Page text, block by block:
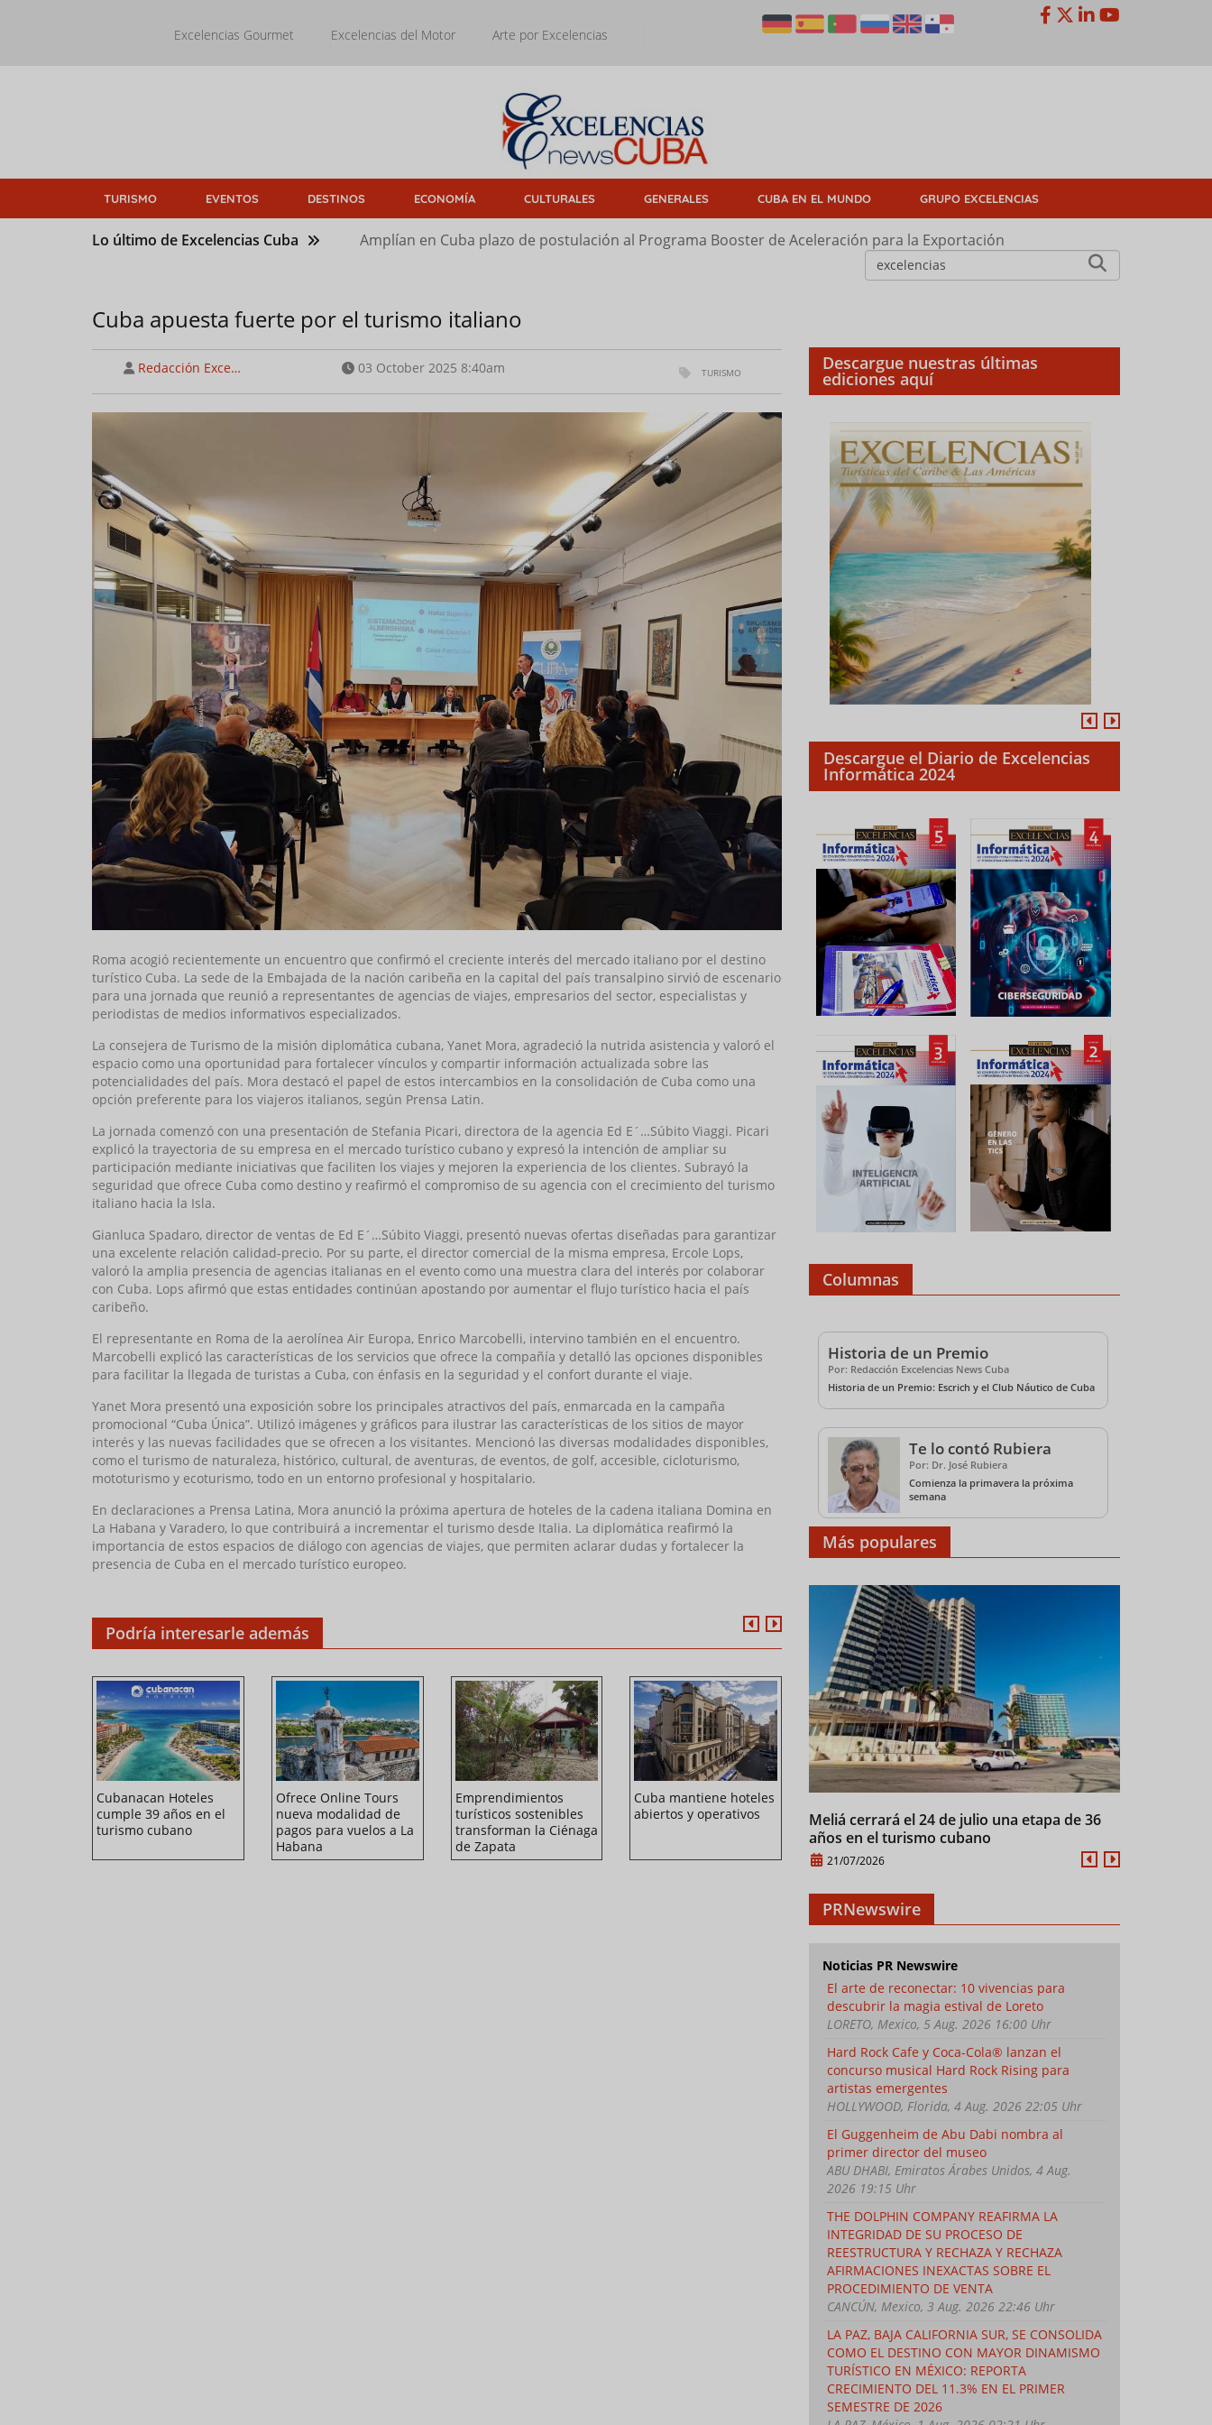
Excelencias Gourmet Excelencias del Motor Arte por Excelencias
TURISMO EVENTOS DESTINOS ECONOMÍA CULTURALES GENERALES CUBA EN EL MUNDO GRUPO EXCELENCIAS
Lo último de Excelencias Cuba Amplían en Cuba plazo de postulación al Programa Booster de Aceleración para la Exportación
Cuba apuesta fuerte por el turismo italiano
Redacción Exce… 03 October 2025 8:40am TURISMO
Roma acogió recientemente un encuentro que confirmó el creciente interés del mercado italiano por el destino
turístico Cuba. La sede de la Embajada de la nación caribeña en la capital del país transalpino sirvió de escenario
para una jornada que reunió a representantes de agencias de viajes, empresarios del sector, especialistas y
periodistas de medios informativos especializados.
La consejera de Turismo de la misión diplomática cubana, Yanet Mora, agradeció la nutrida asistencia y valoró el
espacio como una oportunidad para fortalecer vínculos y compartir información actualizada sobre las
potencialidades del país. Mora destacó el papel de estos intercambios en la consolidación de Cuba como una
opción preferente para los viajeros italianos, según Prensa Latin.
La jornada comenzó con una presentación de Stefania Picari, directora de la agencia Ed E´…Súbito Viaggi. Picari
explicó la trayectoria de su empresa en el mercado turístico cubano y expresó la intención de ampliar su
participación mediante iniciativas que faciliten los viajes y mejoren la experiencia de los clientes. Subrayó la
seguridad que ofrece Cuba como destino y reafirmó el compromiso de su agencia con el crecimiento del turismo
italiano hacia la Isla.
Gianluca Spadaro, director de ventas de Ed E´…Súbito Viaggi, presentó nuevas ofertas diseñadas para garantizar
una excelente relación calidad-precio. Por su parte, el director comercial de la misma empresa, Ercole Lops,
valoró la amplia presencia de agencias italianas en el evento como una muestra clara del interés por colaborar
con Cuba. Lops afirmó que estas entidades continúan apostando por aumentar el flujo turístico hacia el país
caribeño.
El representante en Roma de la aerolínea Air Europa, Enrico Marcobelli, intervino también en el encuentro.
Marcobelli explicó las características de los servicios que ofrece la compañía y detalló las opciones disponibles
para facilitar la llegada de turistas a Cuba, con énfasis en la seguridad y el confort durante el viaje.
Yanet Mora presentó una exposición sobre los principales atractivos del país, enmarcada en la campaña
promocional “Cuba Única”. Utilizó imágenes y gráficos para ilustrar las características de los sitios de mayor
interés y las nuevas facilidades que se ofrecen a los visitantes. Mencionó las diversas modalidades disponibles,
como el turismo de naturaleza, histórico, cultural, de aventuras, de eventos, de golf, accesible, cicloturismo,
mototurismo y ecoturismo, todo en un entorno profesional y hospitalario.
En declaraciones a Prensa Latina, Mora anunció la próxima apertura de hoteles de la cadena italiana Domina en
La Habana y Varadero, lo que contribuirá a incrementar el turismo desde Italia. La diplomática reafirmó la
importancia de estos espacios de diálogo con agencias de viajes, que permiten aclarar dudas y fortalecer la
presencia de Cuba en el mercado turístico europeo.
Podría interesarle además
Cubanacan Hoteles
cumple 39 años en el
turismo cubano
Ofrece Online Tours
nueva modalidad de
pagos para vuelos a La
Habana
Emprendimientos
turísticos sostenibles
transforman la Ciénaga
de Zapata
Cuba mantiene hoteles
abiertos y operativos
Grand Memories Santa
Maria, una escapada al
paraíso
Turismo cubano
impulsa talleres de
verano con enfoque
Descargue nuestras últimas
ediciones aquí
Descargue el Diario de Excelencias
Informática 2024
Columnas
Historia de un Premio
Por: Redacción Excelencias News Cuba
Historia de un Premio: Escrich y el Club Náutico de Cuba
Te lo contó Rubiera
Por: Dr. José Rubiera
Comienza la primavera la próxima
semana
Más populares
Meliá cerrará el 24 de julio una etapa de 36
años en el turismo cubano
21/07/2026
PRNewswire
Noticias PR Newswire
El arte de reconectar: 10 vivencias para
descubrir la magia estival de Loreto
LORETO, Mexico, 5 Aug. 2026 16:00 Uhr
Hard Rock Cafe y Coca-Cola® lanzan el
concurso musical Hard Rock Rising para
artistas emergentes
HOLLYWOOD, Florida, 4 Aug. 2026 22:05 Uhr
El Guggenheim de Abu Dabi nombra al
primer director del museo
ABU DHABI, Emiratos Árabes Unidos, 4 Aug.
2026 19:15 Uhr
THE DOLPHIN COMPANY REAFIRMA LA
INTEGRIDAD DE SU PROCESO DE
REESTRUCTURA Y RECHAZA Y RECHAZA
AFIRMACIONES INEXACTAS SOBRE EL
PROCEDIMIENTO DE VENTA
CANCÚN, Mexico, 3 Aug. 2026 22:46 Uhr
LA PAZ, BAJA CALIFORNIA SUR, SE CONSOLIDA
COMO EL DESTINO CON MAYOR DINAMISMO
TURÍSTICO EN MÉXICO: REPORTA
CRECIMIENTO DEL 11.3% EN EL PRIMER
SEMESTRE DE 2026